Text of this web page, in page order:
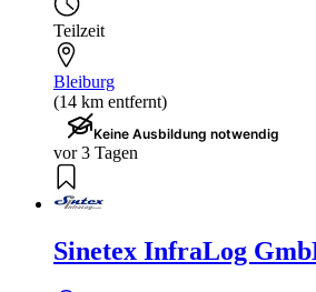
Teilzeit
Bleiburg
(14 km entfernt)
Keine Ausbildung notwendig
vor 3 Tagen
Sinetex InfraLog